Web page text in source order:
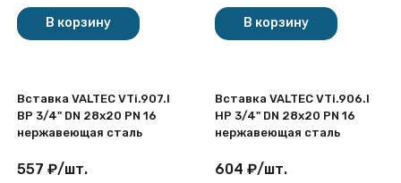
В корзину В корзину
Вставка VALTEC VTi.907.I
ВР 3/4" DN 28x20 PN 16
нержавеющая сталь
557 ₽/шт.
Вставка VALTEC VTi.906.I
НР 3/4" DN 28x20 PN 16
нержавеющая сталь
604 ₽/шт.